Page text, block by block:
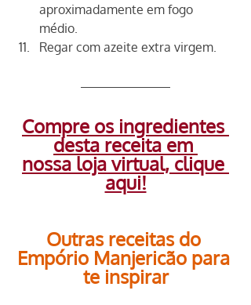
aproximadamente em fogo
médio.
Regar com azeite extra virgem.
Compre os ingredientes
desta receita em
nossa loja virtual, clique
aqui!
Outras receitas do
Empório Manjericão para
te inspirar